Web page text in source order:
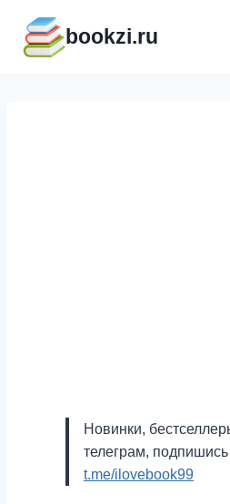
содержимому
bookzi.ru
Новинки,
телеграм, подпишись
t.me/ilovebook99